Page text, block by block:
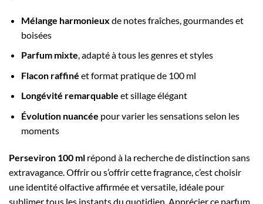
Mélange harmonieux de notes fraîches, gourmandes et
boisées
Parfum mixte, adapté à tous les genres et styles
Flacon raffiné et format pratique de 100 ml
Longévité remarquable et sillage élégant
Évolution nuancée pour varier les sensations selon les
moments
Perseviron 100 ml répond à la recherche de distinction sans
extravagance. Offrir ou s’offrir cette fragrance, c’est choisir
une identité olfactive affirmée et versatile, idéale pour
sublimer tous les instants du quotidien. Apprécier ce parfum